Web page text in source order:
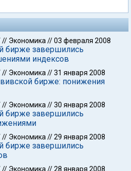
// Экономика //03 февраля 2008
бирже завершились
индексов
// Экономика //31 января 2008
бирже: понижения
// Экономика //30 января 2008
бирже завершились
// Экономика //29 января 2008
бирже завершились
// Экономика //28 января 2008